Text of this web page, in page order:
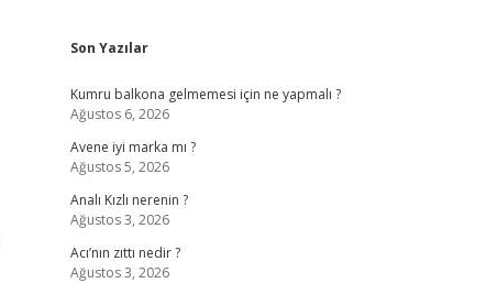
Sidebar
Son Yazılar
Kumru balkona gelmemesi için ne yapmalı ?
Ağustos 6, 2026
Avene iyi marka mı ?
Ağustos 5, 2026
Analı Kızlı nerenin ?
Ağustos 3, 2026
Acı’nın zıttı nedir ?
Ağustos 3, 2026